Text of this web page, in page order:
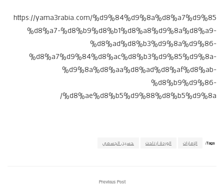
https://yama3rabia.com/%d9%84%d9%8a%d8%a7%d9%85
%d8%a7-%d8%b9%d8%b1%d8%a8%d9%8a%d8%a9-
%d8%ad%d8%b3%d9%8a%d9%86-
%d8%a7%d9%84%d8%ac%d8%b3%d9%85%d9%8a-
%d9%8a%d8%aa%d8%ad%d8%af%d8%ab-
%d8%b9%d9%86-
%d8%ae%d8%b5%d9%88%d8%b5%d9%8a/
Tags: الإمارات الوردة ارتاحت حسين الجسمي
Previous Post